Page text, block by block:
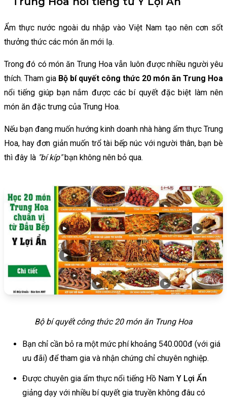
Ẩm thực nước ngoài du nhập vào Việt Nam tạo nên cơn sốt
thưởng thức các món ăn mới lạ.
Trong đó có món ăn Trung Hoa vẫn luôn được nhiều người yêu
thích. Tham gia Bộ bí quyết công thức 20 món ăn Trung Hoa
nổi tiếng giúp bạn nắm được các bí quyết đặc biệt làm nên
món ăn đặc trưng của Trung Hoa.
Nếu bạn đang muốn hướng kinh doanh nhà hàng ẩm thực Trung
Hoa, hay đơn giản muốn trổ tài bếp núc với người thân, bạn bè
thì đây là "bí kíp"bạn không nên bỏ qua.
Bộ bí quyết công thức 20 món ăn Trung Hoa
Bạn chỉ cần bỏ ra một mức phí khoảng 540.000đ (với giá
ưu đãi) để tham gia và nhận chứng chỉ chuyên nghiệp.
Được chuyên gia ẩm thực nổi tiếng Hồ Nam Y Lợi Ẩn
giảng dạy với nhiều bí quyết gia truyền không đâu có